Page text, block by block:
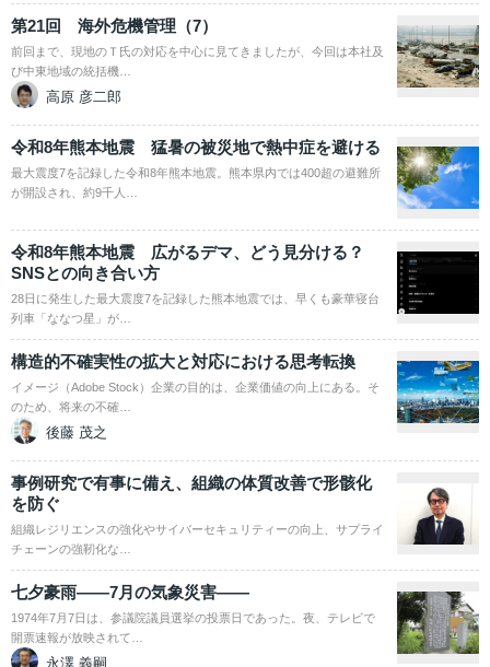
第21回 海外危機管理（7）
前回まで、現地のＴ氏の対応を中心に見てきましたが、今回は本社及
び中東地域の統括機…
高原 彦二郎
令和8年熊本地震 猛暑の被災地で熱中症を避ける
最大震度7を記録した令和8年熊本地震。熊本県内では400超の避難所
が開設され、約9千人…
令和8年熊本地震 広がるデマ、どう見分ける？
SNSとの向き合い方
28日に発生した最大震度7を記録した熊本地震では、早くも豪華寝台
列車「ななつ星」が…
構造的不確実性の拡大と対応における思考転換
イメージ（Adobe Stock）企業の目的は、企業価値の向上にある。そ
のため、将来の不確…
後藤 茂之
事例研究で有事に備え、組織の体質改善で形骸化
を防ぐ
組織レジリエンスの強化やサイバーセキュリティーの向上、サプライ
チェーンの強靭化な…
七夕豪雨――7月の気象災害――
1974年7月7日は、参議院議員選挙の投票日であった。夜、テレビで
開票速報が放映されて…
永澤 義嗣